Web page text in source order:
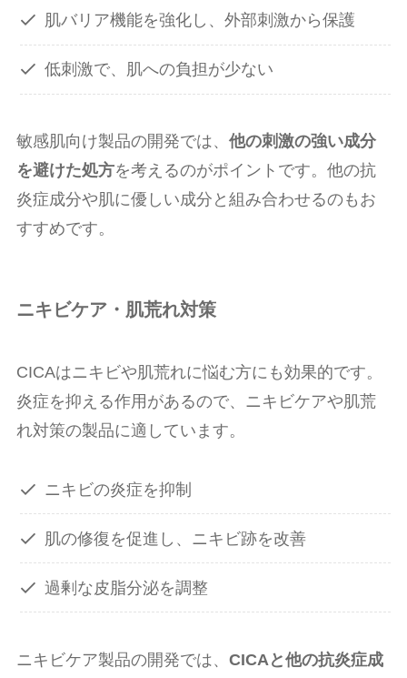
肌バリア機能を強化し、外部刺激から保護
低刺激で、肌への負担が少ない
敏感肌向け製品の開発では、 他の刺激の強い成分
を避けた処方を考えるのがポイントです。他の抗
炎症成分や肌に優しい成分と組み合わせるのもお
すすめです。
ニキビケア・肌荒れ対策
CICAはニキビや肌荒れに悩む方にも効果的です。
炎症を抑える作用があるので、ニキビケアや肌荒
れ対策の製品に適しています。
ニキビの炎症を抑制
肌の修復を促進し、ニキビ跡を改善
過剰な皮脂分泌を調整
ニキビケア製品の開発では、 CICAと他の抗炎症成